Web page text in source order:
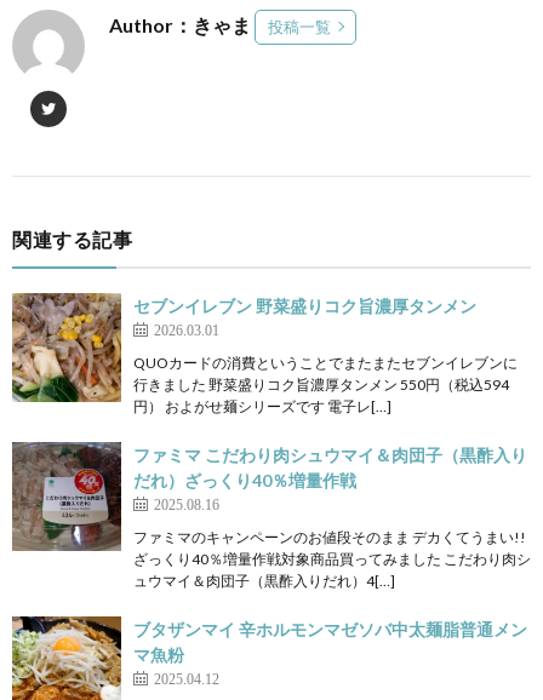
Author：きゃま 投稿一覧
関連する記事
セブンイレブン 野菜盛りコク旨濃厚タンメン
2026.03.01
QUOカードの消費ということでまたまたセブンイレブンに
行きました 野菜盛りコク旨濃厚タンメン 550円（税込594
円） およがせ麺シリーズです 電子レ[…]
ファミマ こだわり肉シュウマイ＆肉団子（黒酢入り
だれ）ざっくり40％増量作戦
2025.08.16
ファミマのキャンペーンのお値段そのまま デカくてうまい!!
ざっくり40％増量作戦対象商品買ってみました こだわり肉シ
ュウマイ＆肉団子（黒酢入りだれ）4[…]
ブタザンマイ 辛ホルモンマゼソバ中太麺脂普通メン
マ魚粉
2025.04.12